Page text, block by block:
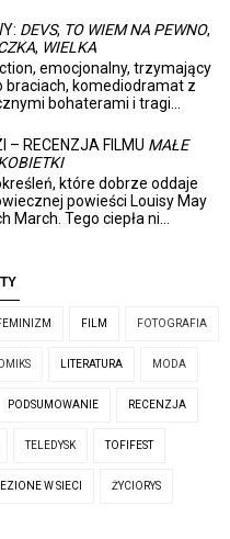
DEVS, TO WIEM NA PEWNO,
, WIELKA
emocjonalny, trzymający
braciach, komediodramat z
bohaterami i tragi...
– RECENZJA FILMU MAŁE
które dobrze oddaje
powieści Louisy May
March. Tego ciepła ni...
FILM FOTOGRAFIA
LITERATURA MODA
PODSUMOWANIE RECENZJA
TELEDYSK TOFIFEST
W SIECI ŻYCIORYS